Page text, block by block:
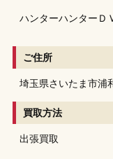
ハンターハンターＤ
ご住所
埼玉県さいたま市浦
買取方法
出張買取